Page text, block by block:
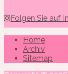
Folgen Sie auf
Home
Archiv
Sitemap